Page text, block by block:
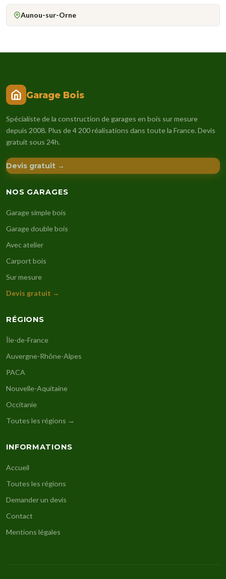
Aunou-sur-Orne
Garage Bois
Spécialiste de la construction de garages en bois sur mesure
depuis 2008. Plus de 4 200 réalisations dans toute la France. Devis
gratuit sous 24h.
Devis gratuit →
NOS GARAGES
Garage simple bois
Garage double bois
Avec atelier
Carport bois
Sur mesure
Devis gratuit →
RÉGIONS
Île-de-France
Auvergne-Rhône-Alpes
PACA
Nouvelle-Aquitaine
Occitanie
Toutes les régions →
INFORMATIONS
Accueil
Toutes les régions
Demander un devis
Contact
Mentions légales